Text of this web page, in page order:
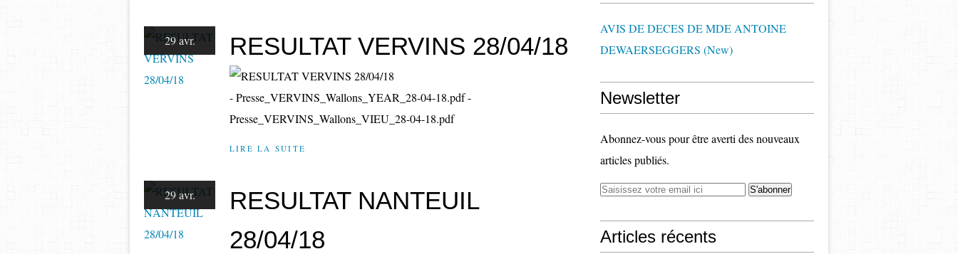
29 avr. RESULTAT VERVINS 28/04/18
- Presse_VERVINS_Wallons_YEAR_28-04-18.pdf -
Presse_VERVINS_Wallons_VIEU_28-04-18.pdf
LIRE LA SUITE
29 avr.
RESULTAT NANTEUIL
28/04/18
AVIS DE DECES DE MDE ANTOINE
DEWAERSEGGERS (New)
Newsletter
Abonnez-vous pour être averti des nouveaux
articles publiés.
Articles récents